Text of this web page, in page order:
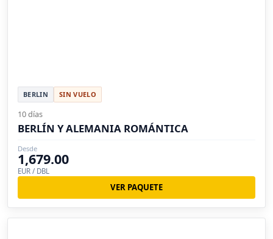
BERLIN SIN VUELO
10 días
BERLÍN Y ALEMANIA ROMÁNTICA
Desde
1,679.00
EUR / DBL
VER PAQUETE